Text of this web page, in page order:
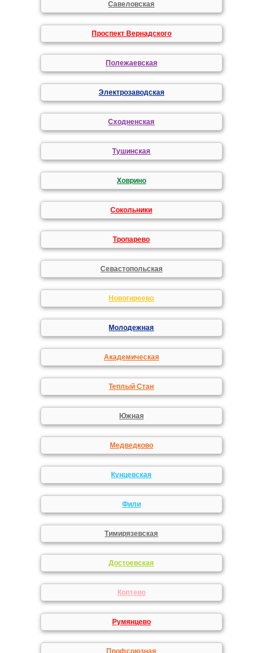
Савеловская
Проспект Вернадского
Полежаевская
Электрозаводская
Сходненская
Тушинская
Ховрино
Сокольники
Тропарево
Севастопольская
Новогиреево
Молодежная
Академическая
Теплый Стан
Южная
Медведково
Кунцевская
Фили
Тимирязевская
Достоевская
Коптево
Румянцево
Профсоюзная